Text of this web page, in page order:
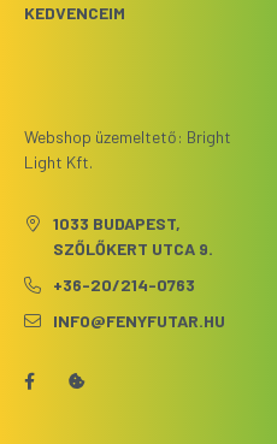
KEDVENCEIM
Webshop üzemeltető: Bright
Light Kft.
1033 BUDAPEST,
SZŐLŐKERT UTCA 9.
+36-20/214-0763
INFO@FENYFUTAR.HU